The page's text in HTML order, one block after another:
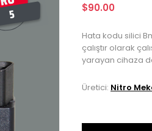
$90.00
Hata kodu silici
çalıştır olarak
yarayan cihaza
Üretici: Nitro